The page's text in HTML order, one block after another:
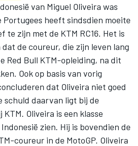
van Miguel Oliveira was
heeft sindsdien moeite
te zijn met de KTM RC16. Het is
de coureur, die zijn leven lang
Red Bull KTM-opleiding, na dit
Ook op basis van vorig
dat Oliveira niet goed
schuld daarvan ligt bij de
Oliveira is een klasse
zien. Hij is bovendien de
coureur in de MotoGP. Oliveira